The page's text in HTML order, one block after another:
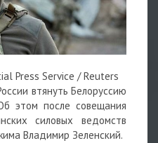
Press Service / Reuters
втянуть Белоруссию
этом после совещания
силовых ведомств
Владимир Зеленский.